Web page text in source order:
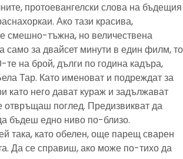
протоевангелски слова на бъдещия
Ако тази красива,
смешно-тъжна, но величествена
само за двайсет минути в един филм, то
те на брой, дълги по година кадъра,
Тар. Като именоват и подреждат за
като него дават кураж и задължават
отвръщаш поглед. Предизвикват да
бъдеш едно ниво по-близо.
така, като обелен, още парещ сварен
Да се справиш, ако може по-тихо да